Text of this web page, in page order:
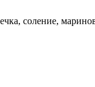
соление,